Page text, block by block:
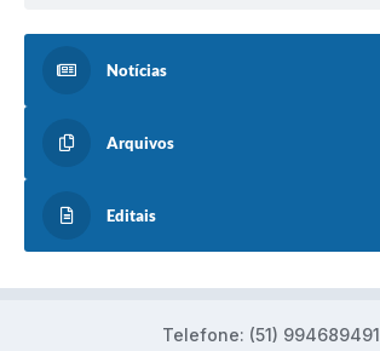
Notícias
Arquivos
Editais
Telefone: (51) 994689491